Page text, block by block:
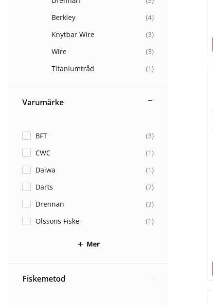
Berkley
(4)
Knytbar Wire
(3)
Wire
(3)
Titaniumtråd
(1)
Varumärke
BFT (3)
CWC
(1)
Daiwa
(1)
Darts
(7)
Drennan
(3)
Olssons Fiske
(1)
Mer
Fiskemetod